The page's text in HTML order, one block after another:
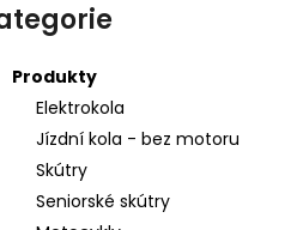
Produkty
Elektrokola
Jízdní kola - bez motoru
Skútry
Seniorské skútry